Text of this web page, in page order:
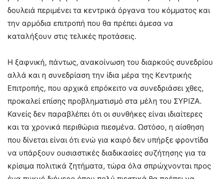
δουλειά περιμένει τα κεντρικά όργανα του κόμματος και
την αρμόδια επιτροπή που θα πρέπει άμεσα να
καταλήξουν στις τελικές προτάσεις.
Η ξαφνική, πάντως, ανακοίνωση του διαρκούς συνεδρίου
αλλά και η συνεδρίαση την ίδια μέρα της Κεντρικής
Επιτροπής, που αρχικά επρόκειτο να συνεδριάσει χθες,
προκαλεί επίσης προβληματισμό στα μέλη του ΣΥΡΙΖΑ.
Κανείς δεν παραβλέπει ότι οι συνθήκες είναι ιδιαίτερες
και τα χρονικά περιθώρια πιεσμένα. Ωστόσο, η αίσθηση
που δίνεται είναι ότι ενώ για καιρό δεν υπήρξε φροντίδα
να υπάρξουν ουσιαστικές διαδικασίες συζήτησης για τα
κρίσιμα πολιτικά ζητήματα, τώρα όλα σπρώχνονται προς